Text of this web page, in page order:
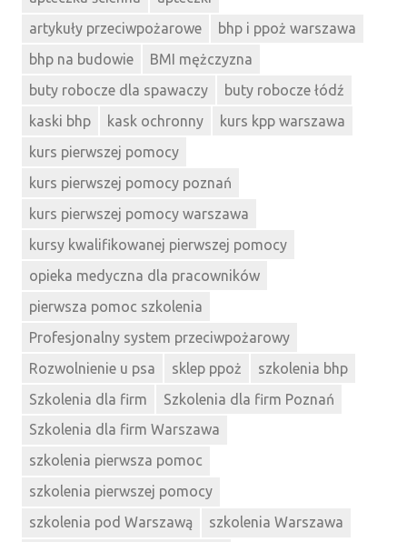
artykuły przeciwpożarowe
bhp i ppoż warszawa
bhp na budowie
BMI mężczyzna
buty robocze dla spawaczy
buty robocze łódź
kaski bhp
kask ochronny
kurs kpp warszawa
kurs pierwszej pomocy
kurs pierwszej pomocy poznań
kurs pierwszej pomocy warszawa
kursy kwalifikowanej pierwszej pomocy
opieka medyczna dla pracowników
pierwsza pomoc szkolenia
Profesjonalny system przeciwpożarowy
Rozwolnienie u psa
sklep ppoż
szkolenia bhp
Szkolenia dla firm
Szkolenia dla firm Poznań
Szkolenia dla firm Warszawa
szkolenia pierwsza pomoc
szkolenia pierwszej pomocy
szkolenia pod Warszawą
szkolenia Warszawa